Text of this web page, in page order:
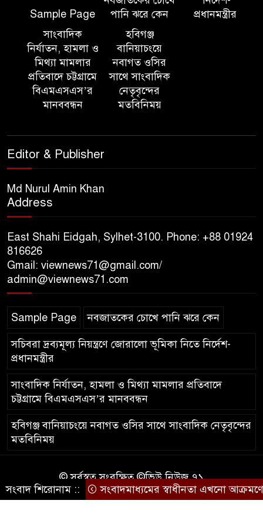
জুলাই গণঅভ্যুত্থান দিবস ২০২৬
উপলক্ষ্যে আলোচনা সভা ও দু’আ
মাহফিল
পরিবেশ রক্ষায় ব্যক্তিগত উদ্যোগ
সমাজের জন্য অনুকরণীয় মডেল-
বিভাগীয় কমিশনার
সিলেট মেট্রোপলিটন পুলিশ
শহীদদের প্রতি গভীর শ্রদ্ধা নিবেদন করেন
মামলায় এক বছরের সাজা
‘সমন্বিত উদ্যোগেই গড়ে উঠবে
আধুনিক সিলেট’ – বাণিজ্যমন্ত্রী
ত্রিতরঙ্গের বাদল সাঁঝের বর্ণাঢ্য
আয়োজন ‘শ্রাবনের মেঘগুলো’
Sample Page
পানি ঝরে কেন
প্রধানমন্ত্রীর
সাংবাদিক
নির্যাতন, হামলা ও
মিথ্যা মামলার
প্রতিবাদে চট্টগ্রামে
বিএমএসএস’র
মানববন্ধন
হবিগঞ্জ
বানিয়াচংয়ে
নবাগত ওসির
সাথে সাংবাদিক
নেতৃবৃন্দের
মতবিনিময়
Editor & Publisher
Md Nurul Amin Khan
Address
East Shahi Eidgah, Sylhet-3100. Phone: +88 01924
816626
Gmail: viewnews71@gmail.com/
admin@viewnews71.com
Sample Page নবজাতকের চোখে পানি ঝরে কেন
সচিবরা দ্রব্যমূল্য নিয়ন্ত্রণে জোরালো ভূমিকা নিতে নির্দেশ-
প্রধানমন্ত্রীর
সাংবাদিক নির্যাতন, হামলা ও মিথ্যা মামলার প্রতিবাদে
চট্টগ্রামে বিএমএসএস’র মানববন্ধন
হবিগঞ্জ বানিয়াচংয়ে নবাগত ওসির সাথে সাংবাদিক নেতৃবৃন্দের
মতবিনিময়
© সর্বস্বত্ব সংরক্ষিত ©ভিউ নিউজ ৭১
কারিগরি সহযোগিতায়ঃআইটিপল্লী
সংবাদ শিরোনাম ::সংবাদমাধ্যমের স্বাধীনতা এখনো আক্রমণের